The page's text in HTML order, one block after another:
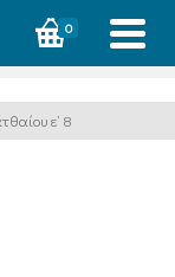
0
ε’ 8